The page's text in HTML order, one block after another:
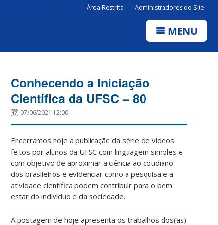
Área Restrita Administradores do Site
MENU
Conhecendo a Iniciação
Científica da UFSC – 80
07/06/2021 12:00
Encerramos hoje a publicação da série de vídeos
feitos por alunos da UFSC com linguagem simples e
com objetivo de aproximar a ciência ao cotidiano
dos brasileiros e evidenciar como a pesquisa e a
atividade científica podem contribuir para o bem
estar do indivíduo e da sociedade.
A postagem de hoje apresenta os trabalhos dos(as)